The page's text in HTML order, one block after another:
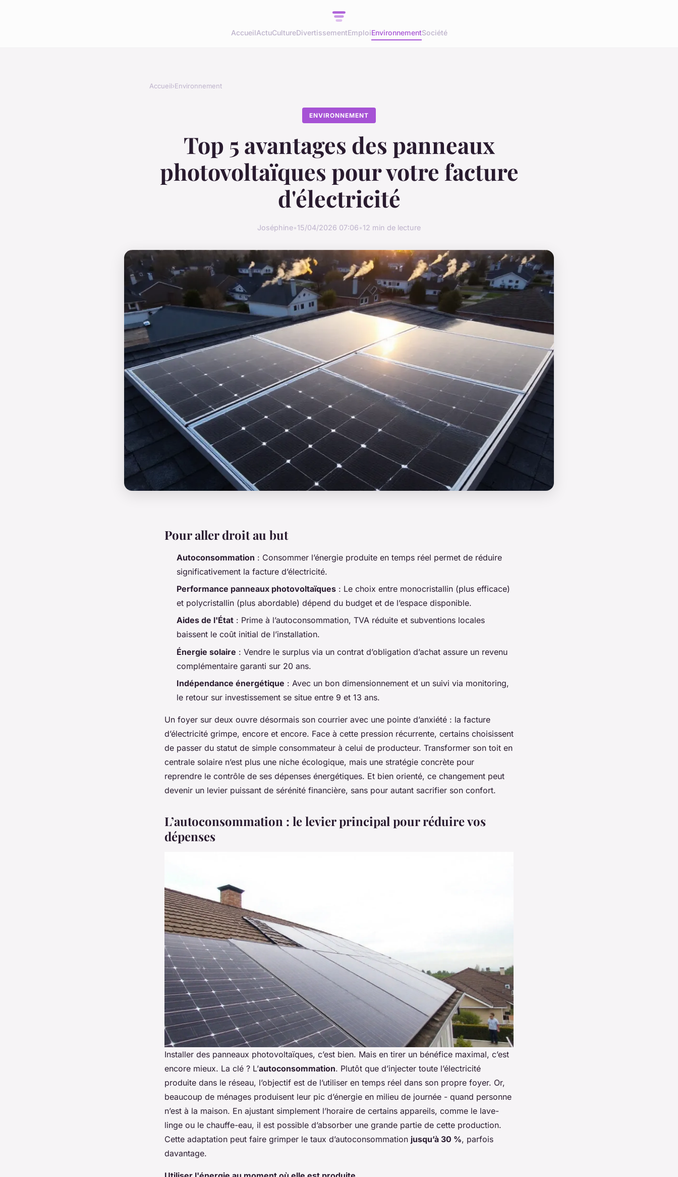
AccueilActuCultureDivertissementEmploiEnvironnementSociété
Accueil›Environnement
ENVIRONNEMENT
Top 5 avantages des panneaux
photovoltaïques pour votre facture
d'électricité
Joséphine•15/04/2026 07:06•12 min de lecture
Pour aller droit au but
Autoconsommation : Consommer l’énergie produite en temps réel permet de réduire
significativement la facture d’électricité.
Performance panneaux photovoltaïques : Le choix entre monocristallin (plus efficace)
et polycristallin (plus abordable) dépend du budget et de l’espace disponible.
Aides de l'État : Prime à l’autoconsommation, TVA réduite et subventions locales
baissent le coût initial de l’installation.
Énergie solaire : Vendre le surplus via un contrat d’obligation d’achat assure un revenu
complémentaire garanti sur 20 ans.
Indépendance énergétique : Avec un bon dimensionnement et un suivi via monitoring,
le retour sur investissement se situe entre 9 et 13 ans.
Un foyer sur deux ouvre désormais son courrier avec une pointe d’anxiété : la facture
d’électricité grimpe, encore et encore. Face à cette pression récurrente, certains choisissent
de passer du statut de simple consommateur à celui de producteur. Transformer son toit en
centrale solaire n’est plus une niche écologique, mais une stratégie concrète pour
reprendre le contrôle de ses dépenses énergétiques. Et bien orienté, ce changement peut
devenir un levier puissant de sérénité financière, sans pour autant sacrifier son confort.
L’autoconsommation : le levier principal pour réduire vos
dépenses
Installer des panneaux photovoltaïques, c’est bien. Mais en tirer un bénéfice maximal, c’est
encore mieux. La clé ? L’autoconsommation. Plutôt que d’injecter toute l’électricité
produite dans le réseau, l’objectif est de l’utiliser en temps réel dans son propre foyer. Or,
beaucoup de ménages produisent leur pic d’énergie en milieu de journée - quand personne
n’est à la maison. En ajustant simplement l’horaire de certains appareils, comme le lave-
linge ou le chauffe-eau, il est possible d’absorber une grande partie de cette production.
Cette adaptation peut faire grimper le taux d’autoconsommation jusqu’à 30 %, parfois
davantage.